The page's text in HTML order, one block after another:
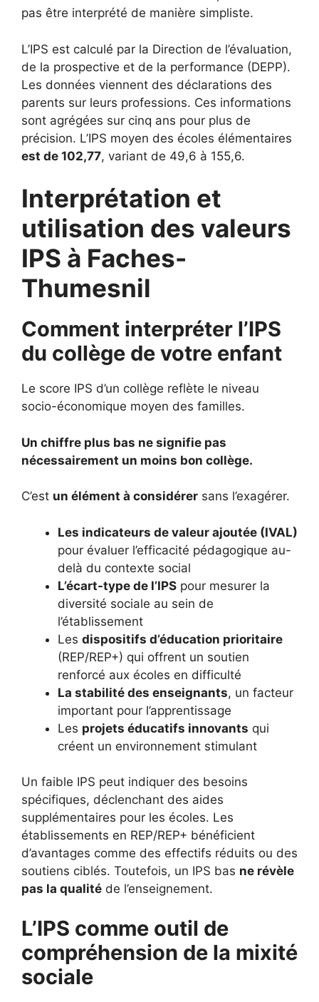
pas être interprété de manière simpliste.
L’IPS est calculé par la Direction de l’évaluation,
de la prospective et de la performance (DEPP).
Les données viennent des déclarations des
parents sur leurs professions. Ces informations
sont agrégées sur cinq ans pour plus de
précision. L’IPS moyen des écoles élémentaires
est de 102,77, variant de 49,6 à 155,6.
Interprétation et
utilisation des valeurs
IPS à Faches-
Thumesnil
Comment interpréter l’IPS
du collège de votre enfant
Le score IPS d’un collège reflète le niveau
socio-économique moyen des familles.
Un chiffre plus bas ne signifie pas
nécessairement un moins bon collège.
C’est un élément à considérer sans l’exagérer.
Les indicateurs de valeur ajoutée (IVAL)
pour évaluer l’efficacité pédagogique au-
delà du contexte social
L’écart-type de l’IPS pour mesurer la
diversité sociale au sein de
l’établissement
Les dispositifs d’éducation prioritaire
(REP/REP+) qui offrent un soutien
renforcé aux écoles en difficulté
La stabilité des enseignants, un facteur
important pour l’apprentissage
Les projets éducatifs innovants qui
créent un environnement stimulant
Un faible IPS peut indiquer des besoins
spécifiques, déclenchant des aides
supplémentaires pour les écoles. Les
établissements en REP/REP+ bénéficient
d’avantages comme des effectifs réduits ou des
soutiens ciblés. Toutefois, un IPS bas ne révèle
pas la qualité de l’enseignement.
L’IPS comme outil de
compréhension de la mixité
sociale